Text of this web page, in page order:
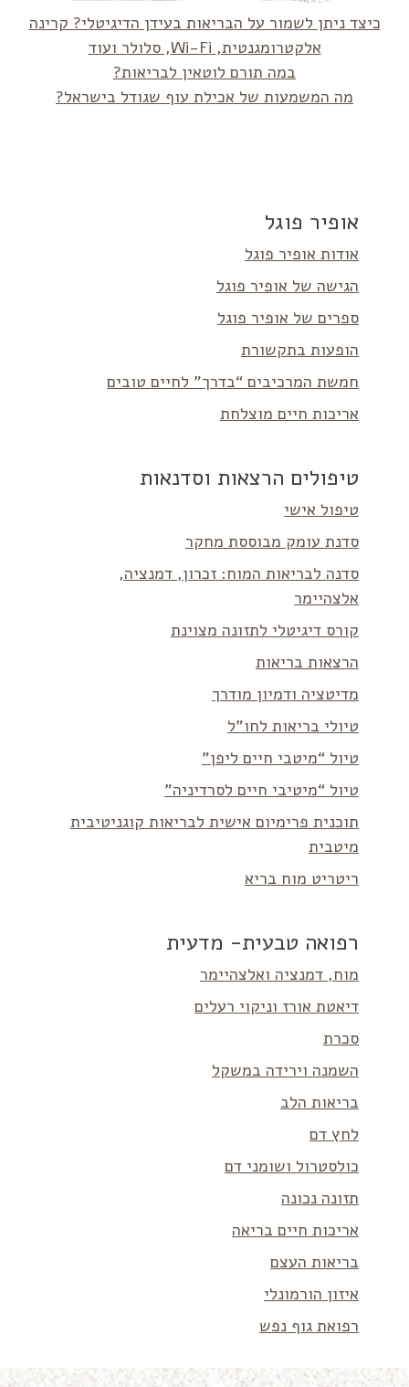
כיצד ניתן לשמור על הבריאות בעידן הדיגיטלי? קרינה
אלקטרומגנטית, Wi-Fi, סלולר ועוד
במה תורם לוטאין לבריאות?
מה המשמעות של אכילת עוף שגודל בישראל?
אופיר פוגל
אודות אופיר פוגל
הגישה של אופיר פוגל
ספרים של אופיר פוגל
הופעות בתקשורת
חמשת המרכיבים “בדרך” לחיים טובים
אריכות חיים מוצלחת
טיפולים הרצאות וסדנאות
טיפול אישי
סדנת עומק מבוססת מחקר
סדנה לבריאות המוח: זכרון, דמנציה,
אלצהיימר
קורס דיגיטלי לתזונה מצוינת
הרצאות בריאות
מדיטציה ודמיון מודרך
טיולי בריאות לחו”ל
טיול “מיטבי חיים ליפן”
טיול “מיטיבי חיים לסרדיניה”
תוכנית פרימיום אישית לבריאות קוגניטיבית
מיטבית
ריטריט מוח בריא
רפואה טבעית- מדעית
מוח, דמנציה ואלצהיימר
דיאטת אורז וניקוי רעלים
סכרת
השמנה וירידה במשקל
בריאות הלב
לחץ דם
כולסטרול ושומני דם
תזונה נכונה
אריכות חיים בריאה
בריאות העצם
איזון הורמונלי
רפואת גוף נפש